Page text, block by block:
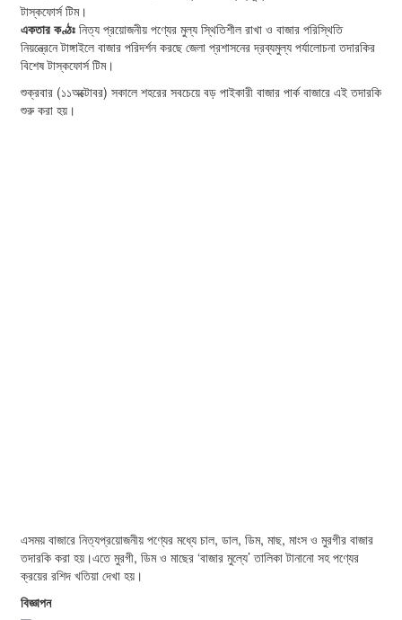
টাস্কফোর্স টিম।
একতার কণ্ঠঃ নিত্য প্রয়োজনীয় পণ্যের মুল্য স্থিতিশীল রাখা ও বাজার পরিস্থিতি
নিয়ন্ত্রেনে টাঙ্গাইলে বাজার পরিদর্শন করছে জেলা প্রশাসনের দ্রব্যমুল্য পর্যালোচনা তদারকির
বিশেষ টাস্কফোর্স টিম।
শুক্রবার (১১অক্টোবর) সকালে শহরের সবচেয়ে বড় পাইকারী বাজার পার্ক বাজারে এই তদারকি
শুরু করা হয়।
এসময় বাজারে নিত্যপ্রয়োজনীয় পণ্যের মধ্যে চাল, ডাল, ডিম, মাছ, মাংস ও মুরগীর বাজার
তদারকি করা হয়।এতে মুরগী, ডিম ও মাছের ‘বাজার মুল্যে’ তালিকা টানানো সহ পণ্যের
ক্রয়ের রশিদ খতিয়া দেখা হয়।
বিজ্ঞাপন